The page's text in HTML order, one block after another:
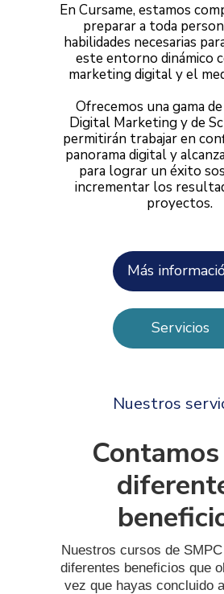
Más
En Cursame, estamos
preparar a toda
habilidades necesarias
este entorno dinámico
marketing digital y el
Ofrecemos una gama
Digital Marketing y de
permitirán trabajar en
panorama digital y
para lograr un éxito
incrementar los
proyectos.
Servicios
Nuestros
Nuestros cursos de
diferentes beneficios que
vez que hayas concluido